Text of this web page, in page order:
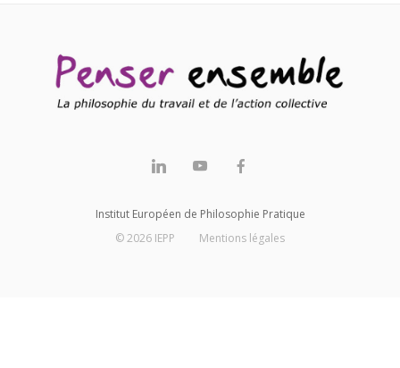
Institut Européen de Philosophie Pratique
©2026 IEPP Mentions légales